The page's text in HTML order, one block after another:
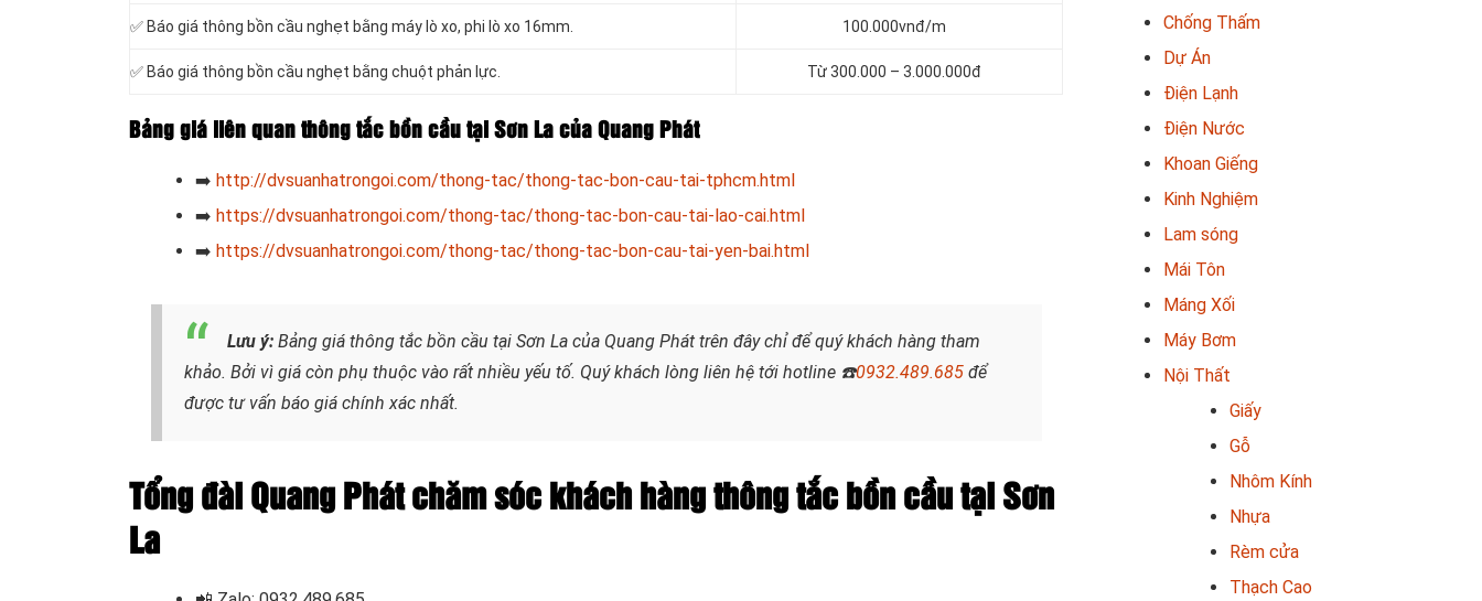
✅ Báo giá thông bồn cầu nghẹt bằng máy lò xo, phi lò xo 16mm. 100.000vnđ/m
✅ Báo giá thông bồn cầu nghẹt bằng chuột phản lực. Từ 300.000 – 3.000.000đ
Bảng giá liên quan thông tắc bồn cầu tại Sơn La của Quang Phát
➡️ http://dvsuanhatrongoi.com/thong-tac/thong-tac-bon-cau-tai-tphcm.html
➡️ https://dvsuanhatrongoi.com/thong-tac/thong-tac-bon-cau-tai-lao-cai.html
➡️ https://dvsuanhatrongoi.com/thong-tac/thong-tac-bon-cau-tai-yen-bai.html
Lưu ý: Bảng giá thông tắc bồn cầu tại Sơn La của Quang Phát trên đây chỉ để quý khách hàng tham
khảo. Bởi vì giá còn phụ thuộc vào rất nhiều yếu tố. Quý khách lòng liên hệ tới hotline ☎️0932.489.685 để
được tư vấn báo giá chính xác nhất.
Tổng đài Quang Phát chăm sóc khách hàng thông tắc bồn cầu tại Sơn
La
Chống Thấm
Dự Án
Điện Lạnh
Điện Nước
Khoan Giếng
Kinh Nghiệm
Lam sóng
Mái Tôn
Máng Xối
Máy Bơm
Nội Thất
Giấy
Gỗ
Nhôm Kính
Nhựa
Rèm cửa
Thạch Cao